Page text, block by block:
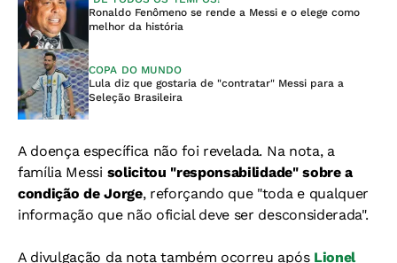
Ronaldo Fenômeno se rende a Messi e o elege como
melhor da história
COPA DO MUNDO
Lula diz que gostaria de "contratar" Messi para a
Seleção Brasileira
A doença específica não foi revelada. Na nota, a
família Messi solicitou "responsabilidade" sobre a
condição de Jorge, reforçando que "toda e qualquer
informação que não oficial deve ser desconsiderada".
A divulgação da nota também ocorreu apósLionel